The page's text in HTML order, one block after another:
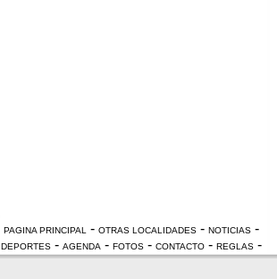
PAGINA PRINCIPAL - OTRAS LOCALIDADES - NOTICIAS -
DEPORTES - AGENDA - FOTOS - CONTACTO - REGLAS -